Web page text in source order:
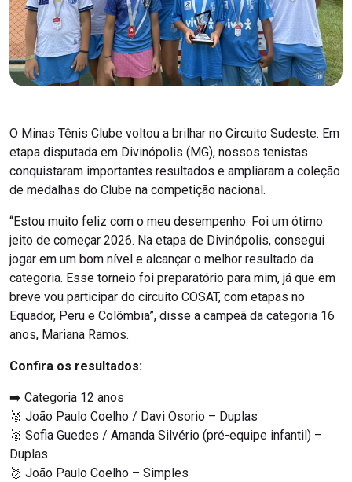
O Minas Tênis Clube voltou a brilhar no Circuito Sudeste. Em
etapa disputada em Divinópolis (MG), nossos tenistas
conquistaram importantes resultados e ampliaram a coleção
de medalhas do Clube na competição nacional.
“Estou muito feliz com o meu desempenho. Foi um ótimo
jeito de começar 2026. Na etapa de Divinópolis, consegui
jogar em um bom nível e alcançar o melhor resultado da
categoria. Esse torneio foi preparatório para mim, já que em
breve vou participar do circuito COSAT, com etapas no
Equador, Peru e Colômbia”, disse a campeã da categoria 16
anos, Mariana Ramos.
Confira os resultados:
➡️ Categoria 12 anos
🥈 João Paulo Coelho / Davi Osorio – Duplas
🥈 Sofia Guedes / Amanda Silvério (pré-equipe infantil) –
Duplas
🥈 João Paulo Coelho – Simples